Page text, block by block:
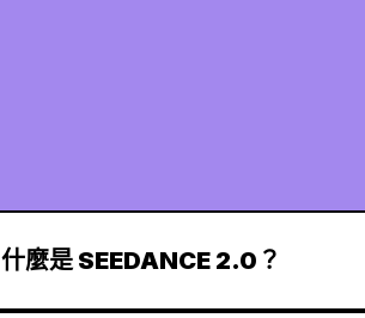
什麼是 SEEDANCE 2.0？